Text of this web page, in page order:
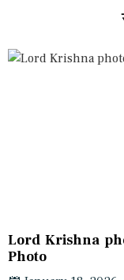
Lord Krishna
Photo